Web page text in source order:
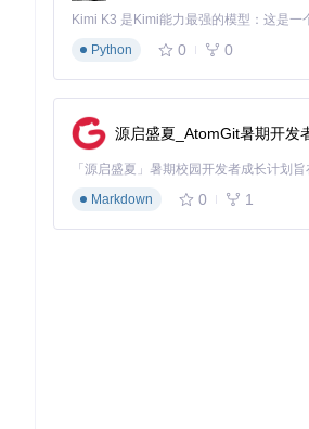
![地狱熔炉之锤编辑界面](https://
s/武器/任务/05 Hell Forge
进阶技巧：打造毕业级装备
符文之语完美组合
在物品工坊中创建带孔装备，设置
选择"符文之语"选项卡，从预设列
系统会自动填充所需符文并激活对
![符文属性编辑界面](https://
Python
0 0
源启盛夏_AtomGit暑期开发
Markdown
0 1